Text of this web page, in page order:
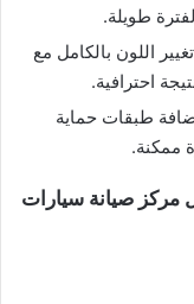
طويلة.
اللون بالكامل مع
احترافية.
طبقات حماية
ممكنة.
صيانة سيارات